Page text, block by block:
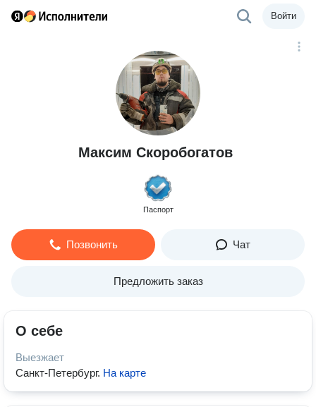
Войти
Максим Скоробогатов
Паспорт
Позвонить Чат
Предложить заказ
О себе
Выезжает
Санкт-Петербург. На карте